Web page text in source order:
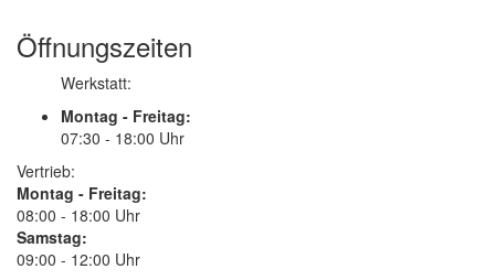
Öffnungszeiten
Werkstatt:
Montag - Freitag:
07:30 - 18:00 Uhr
Vertrieb:
Montag - Freitag:
08:00 - 18:00 Uhr
Samstag:
09:00 - 12:00 Uhr